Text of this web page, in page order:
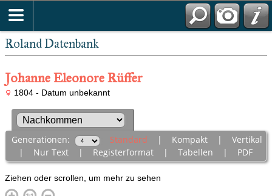
Roland Datenbank
Johanne Eleonore Rüffer
1804 - Datum unbekannt
Generationen: Standard | Kompakt| Vertikal
| Nur Text| Registerformat| Tabellen | PDF
Ziehen oder scrollen, um mehr zu sehen